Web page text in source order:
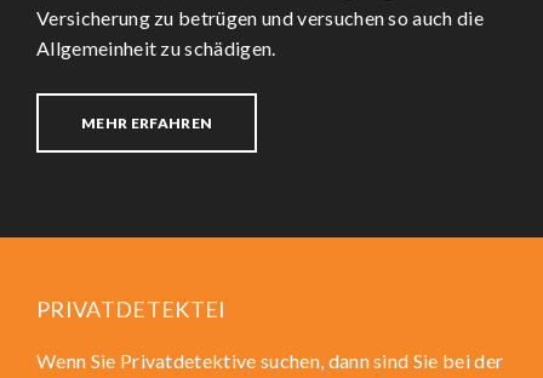
Versicherung zu betrügen und versuchen so auch die
Allgemeinheit zu schädigen.
MEHR ERFAHREN
PRIVATDETEKTEI
Wenn Sie Privatdetektive suchen, dann sind Sie bei der